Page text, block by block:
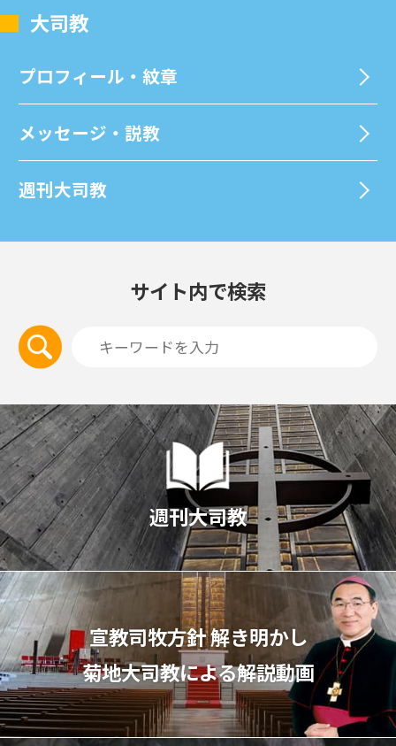
⼤司教
プロフィール・紋章
メッセージ・説教
週刊⼤司教
サイト内で検索
週刊大司教
宣教司牧⽅針 解き明かし
菊地⼤司教による解説動画